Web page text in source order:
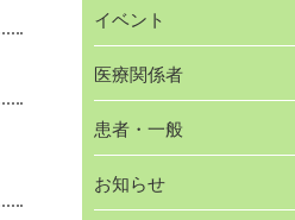
イベント
医療関係者
患者・一般
お知らせ